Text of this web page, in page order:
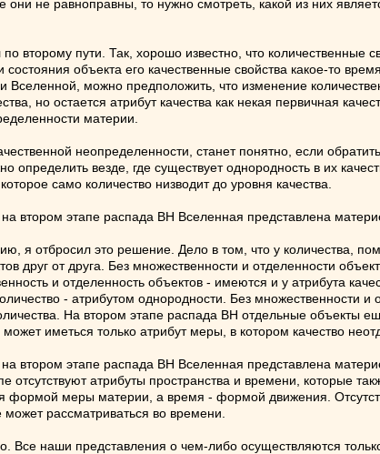
они не равноправны, то нужно смотреть, какой из них
второму пути. Так, хорошо известно, что
состояния объекта его качественные свойства какое-то
можно предположить, что изменение
но остается атрибут качества как некая первичная
материи.
неопределенности, станет понятно, если
определить везде, где существует однородность в их
само количество низводит до уровня качества.
втором этапе распада ВН Вселенная представлена
я отбросил это решение. Дело в том, что у количества,
друг от друга. Без множественности и отделенности
и отделенность объектов - имеются и у атрибута
- атрибутом однородности. Без множественности и
На втором этапе распада ВН отдельные объекты
иметься только атрибут меры, в котором качество
втором этапе распада ВН Вселенная представлена
отсутствуют атрибуты пространства и времени, которые
формой меры материи, а время - формой движения.
рассматриваться во времени.
Все наши представления о чем-либо осуществляются